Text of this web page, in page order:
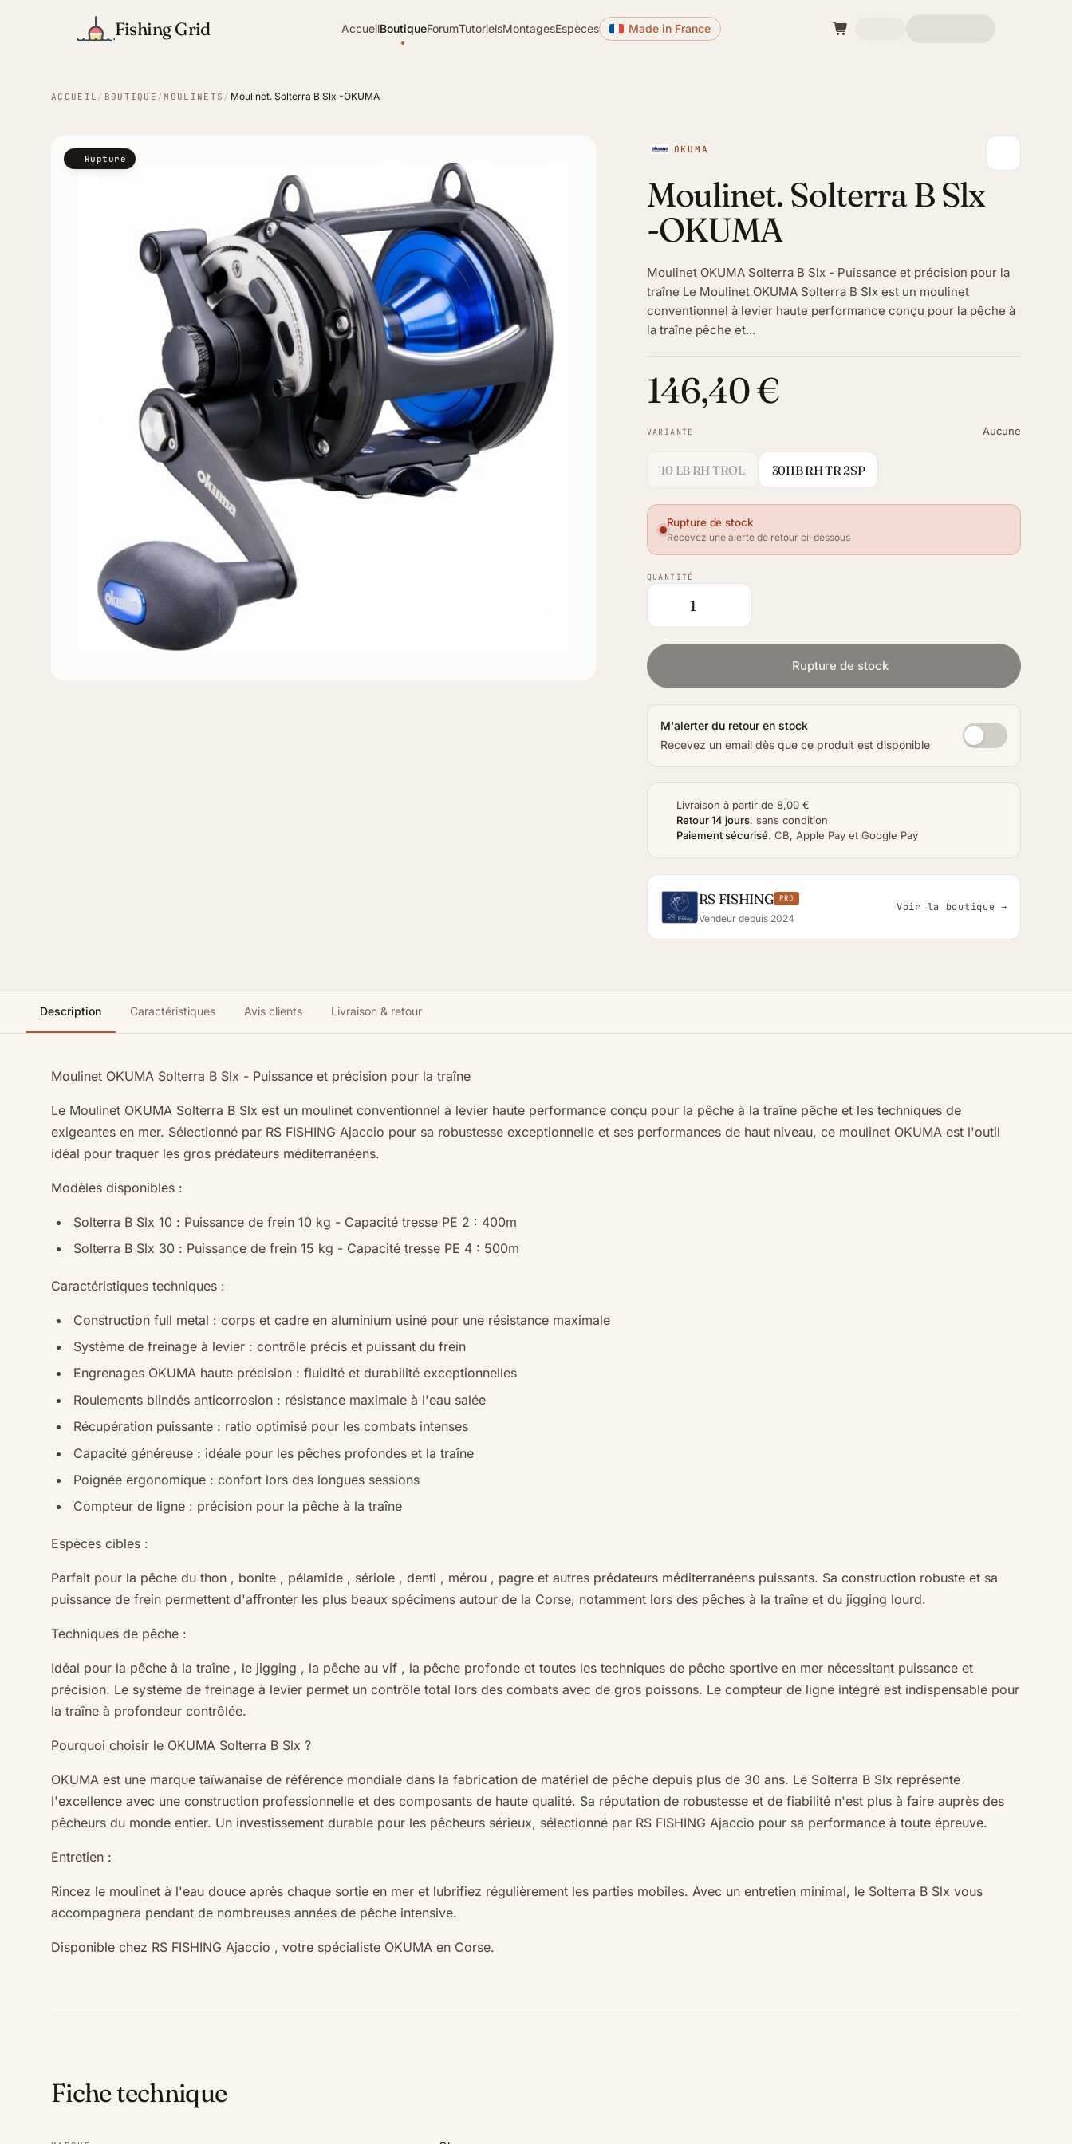
Fishing Grid AccueilBoutiqueForumTutorielsMontagesEspèces Made in France
ACCUEIL / BOUTIQUE / MOULINETS / Moulinet. Solterra B Slx -OKUMA
Rupture
OKUMA
Moulinet. Solterra B Slx
-OKUMA
Moulinet OKUMA Solterra B Slx - Puissance et précision pour la
traîne Le Moulinet OKUMA Solterra B Slx est un moulinet
conventionnel à levier haute performance conçu pour la pêche à
la traîne pêche et...
146,40 €
VARIANTE Aucune
10 LB RH TROL 30IIB RH TR 2SP
Rupture de stock
Recevez une alerte de retour ci-dessous
QUANTITÉ
Rupture de stock
M'alerter du retour en stock
Recevez un email dès que ce produit est disponible
Livraison à partir de 8,00 €
Retour 14 jours. sans condition
Paiement sécurisé. CB, Apple Pay et Google Pay
RS FISHING PRO
Vendeur depuis 2024
Voir la boutique →
Description Caractéristiques Avis clients Livraison & retour
Moulinet OKUMA Solterra B Slx - Puissance et précision pour la traîne
Le Moulinet OKUMA Solterra B Slx est un moulinet conventionnel à levier haute performance conçu pour la pêche à la traîne pêche et les techniques de
exigeantes en mer. Sélectionné par RS FISHING Ajaccio pour sa robustesse exceptionnelle et ses performances de haut niveau, ce moulinet OKUMA est l'outil
idéal pour traquer les gros prédateurs méditerranéens.
Modèles disponibles :
Solterra B Slx 10 : Puissance de frein 10 kg - Capacité tresse PE 2 : 400m
Solterra B Slx 30 : Puissance de frein 15 kg - Capacité tresse PE 4 : 500m
Caractéristiques techniques :
Construction full metal : corps et cadre en aluminium usiné pour une résistance maximale
Système de freinage à levier : contrôle précis et puissant du frein
Engrenages OKUMA haute précision : fluidité et durabilité exceptionnelles
Roulements blindés anticorrosion : résistance maximale à l'eau salée
Récupération puissante : ratio optimisé pour les combats intenses
Capacité généreuse : idéale pour les pêches profondes et la traîne
Poignée ergonomique : confort lors des longues sessions
Compteur de ligne : précision pour la pêche à la traîne
Espèces cibles :
Parfait pour la pêche du thon , bonite , pélamide , sériole , denti , mérou , pagre et autres prédateurs méditerranéens puissants. Sa construction robuste et sa
puissance de frein permettent d'affronter les plus beaux spécimens autour de la Corse, notamment lors des pêches à la traîne et du jigging lourd.
Techniques de pêche :
Idéal pour la pêche à la traîne , le jigging , la pêche au vif , la pêche profonde et toutes les techniques de pêche sportive en mer nécessitant puissance et
précision. Le système de freinage à levier permet un contrôle total lors des combats avec de gros poissons. Le compteur de ligne intégré est indispensable pour
la traîne à profondeur contrôlée.
Pourquoi choisir le OKUMA Solterra B Slx ?
OKUMA est une marque taïwanaise de référence mondiale dans la fabrication de matériel de pêche depuis plus de 30 ans. Le Solterra B Slx représente
l'excellence avec une construction professionnelle et des composants de haute qualité. Sa réputation de robustesse et de fiabilité n'est plus à faire auprès des
pêcheurs du monde entier. Un investissement durable pour les pêcheurs sérieux, sélectionné par RS FISHING Ajaccio pour sa performance à toute épreuve.
Entretien :
Rincez le moulinet à l'eau douce après chaque sortie en mer et lubrifiez régulièrement les parties mobiles. Avec un entretien minimal, le Solterra B Slx vous
accompagnera pendant de nombreuses années de pêche intensive.
Disponible chez RS FISHING Ajaccio , votre spécialiste OKUMA en Corse.
Fiche technique